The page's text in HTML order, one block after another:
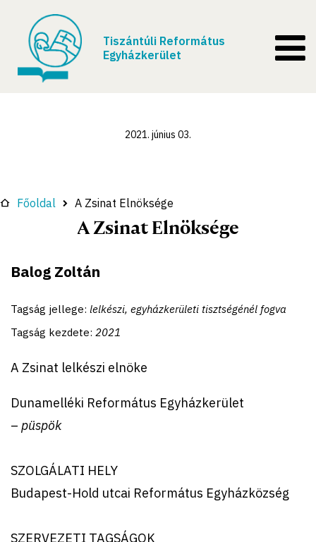
Tiszántúli Református
Egyházkerület
2021. június 03.
Főoldal A Zsinat Elnöksége
A Zsinat Elnöksége
Balog Zoltán
Tagság jellege: lelkészi, egyházkerületi tisztségénél fogva
Tagság kezdete: 2021
A Zsinat lelkészi elnöke
Dunamelléki Református Egyházkerület
– püspök
SZOLGÁLATI HELY
Budapest-Hold utcai Református Egyházközség
SZERVEZETI TAGSÁGOK